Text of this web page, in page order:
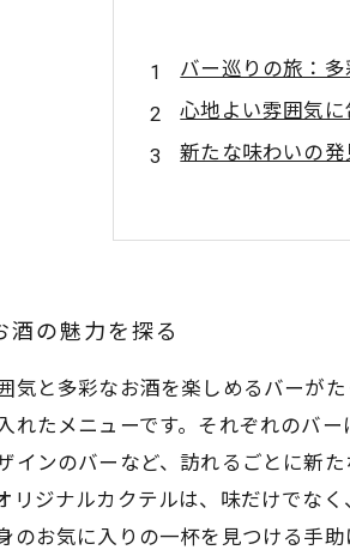
バー巡りの旅：
心地よい雰囲気
新たな味わいの
お酒との素敵な
お気に入りの一
酒の魅力を探る
気と多彩なお酒を楽しめるバーが
れたメニューです。それぞれのバ
インのバーなど、訪れるごとに新
リジナルカクテルは、味だけでな
のお気に入りの一杯を見つける手